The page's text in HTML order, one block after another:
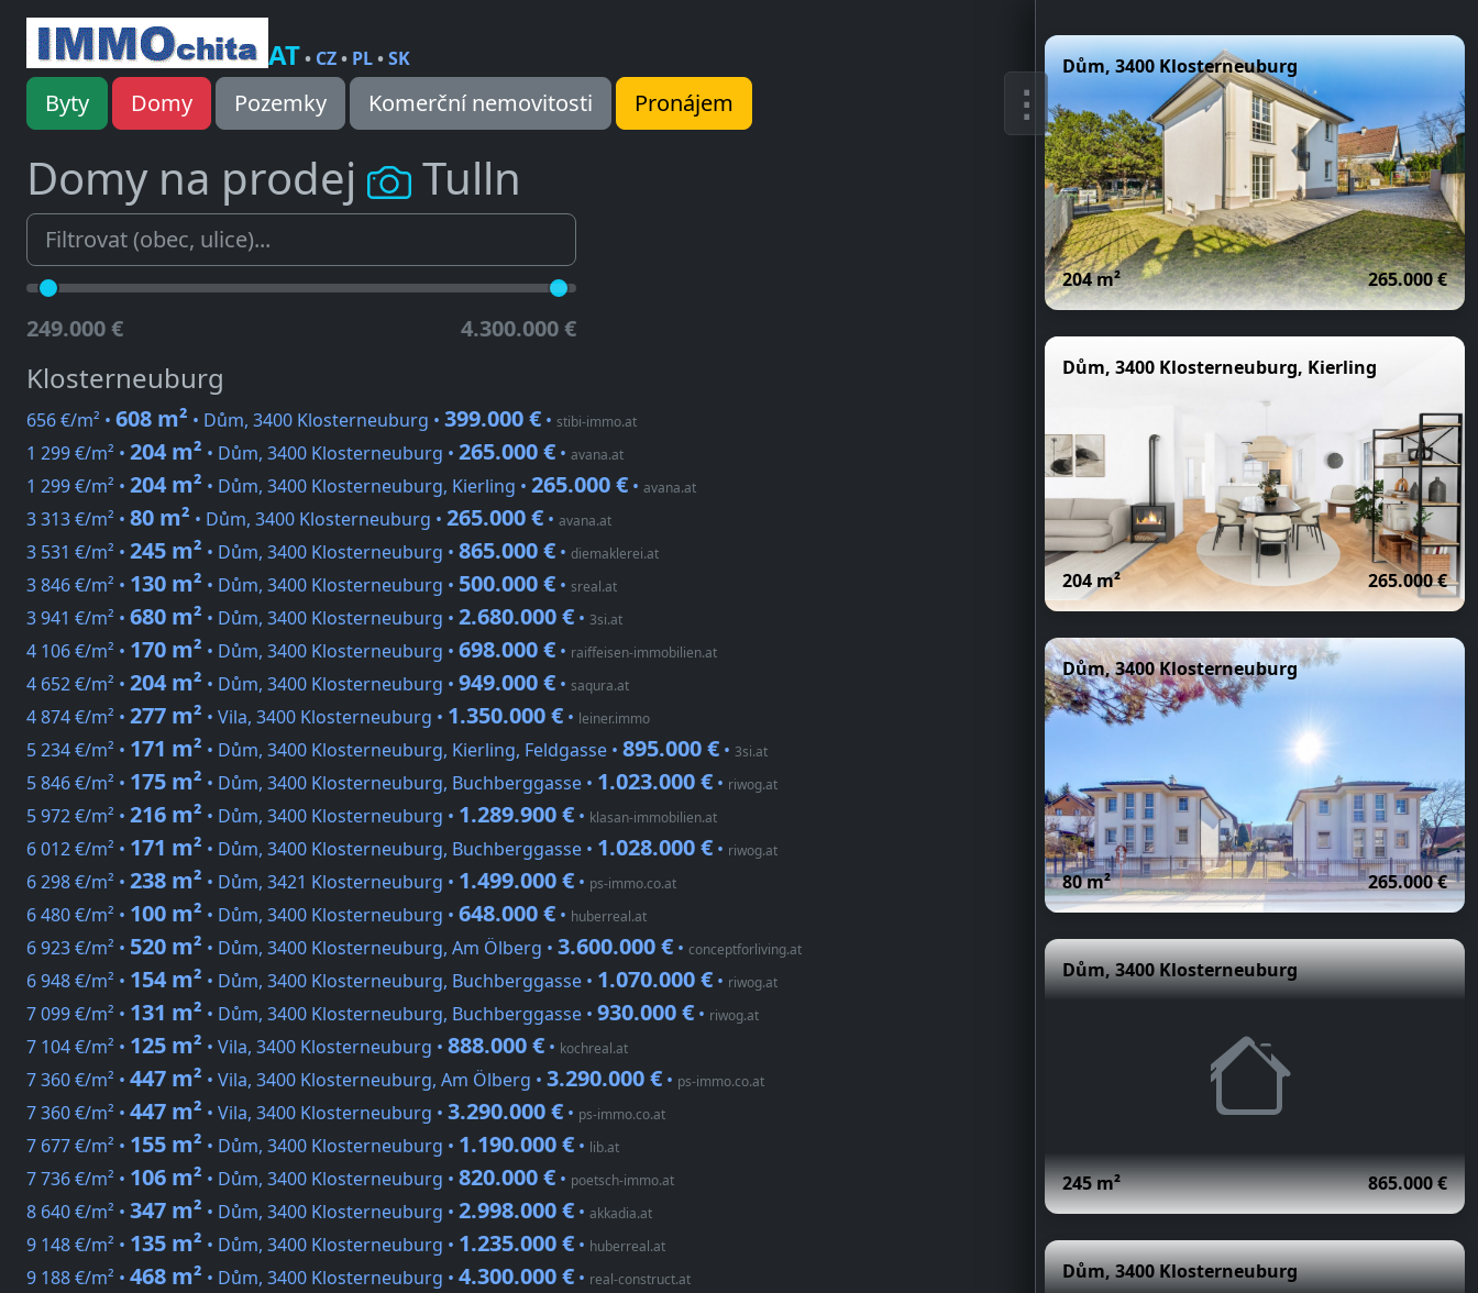
AT• CZ• PL•SK
Byty Domy Pozemky Komerční nemovitosti Pronájem
Domy na prodej Tulln
249.000 € 4.300.000 €
Klosterneuburg
656 €/m² • 608 m² • Dům, 3400 Klosterneuburg • 399.000 € • stibi-immo.at
1 299 €/m² • 204 m² • Dům, 3400 Klosterneuburg • 265.000 € • avana.at
1 299 €/m² • 204 m² • Dům, 3400 Klosterneuburg, Kierling • 265.000 € • avana.at
3 313 €/m² • 80 m² • Dům, 3400 Klosterneuburg • 265.000 € • avana.at
3 531 €/m² • 245 m² • Dům, 3400 Klosterneuburg • 865.000 € • diemaklerei.at
3 846 €/m² • 130 m² • Dům, 3400 Klosterneuburg • 500.000 € • sreal.at
3 941 €/m² • 680 m² • Dům, 3400 Klosterneuburg • 2.680.000 € • 3si.at
4 106 €/m² • 170 m² • Dům, 3400 Klosterneuburg • 698.000 € • raiffeisen-immobilien.at
4 652 €/m² • 204 m² • Dům, 3400 Klosterneuburg • 949.000 € • saqura.at
4 874 €/m² • 277 m² • Vila, 3400 Klosterneuburg • 1.350.000 € • leiner.immo
5 234 €/m² • 171 m² • Dům, 3400 Klosterneuburg, Kierling, Feldgasse • 895.000 € • 3si.at
5 846 €/m² • 175 m² • Dům, 3400 Klosterneuburg, Buchberggasse • 1.023.000 € • riwog.at
5 972 €/m² • 216 m² • Dům, 3400 Klosterneuburg • 1.289.900 € • klasan-immobilien.at
6 012 €/m² • 171 m² • Dům, 3400 Klosterneuburg, Buchberggasse • 1.028.000 € • riwog.at
6 298 €/m² • 238 m² • Dům, 3421 Klosterneuburg • 1.499.000 € • ps-immo.co.at
6 480 €/m² • 100 m² • Dům, 3400 Klosterneuburg • 648.000 € • huberreal.at
6 923 €/m² • 520 m² • Dům, 3400 Klosterneuburg, Am Ölberg • 3.600.000 € • conceptforliving.at
6 948 €/m² • 154 m² • Dům, 3400 Klosterneuburg, Buchberggasse • 1.070.000 € • riwog.at
7 099 €/m² • 131 m² • Dům, 3400 Klosterneuburg, Buchberggasse • 930.000 € • riwog.at
7 104 €/m² • 125 m² • Vila, 3400 Klosterneuburg • 888.000 € • kochreal.at
7 360 €/m² • 447 m² • Vila, 3400 Klosterneuburg, Am Ölberg • 3.290.000 € • ps-immo.co.at
7 360 €/m² • 447 m² • Vila, 3400 Klosterneuburg • 3.290.000 € • ps-immo.co.at
7 677 €/m² • 155 m² • Dům, 3400 Klosterneuburg • 1.190.000 € • lib.at
7 736 €/m² • 106 m² • Dům, 3400 Klosterneuburg • 820.000 € • poetsch-immo.at
8 640 €/m² • 347 m² • Dům, 3400 Klosterneuburg • 2.998.000 € • akkadia.at
9 148 €/m² • 135 m² • Dům, 3400 Klosterneuburg • 1.235.000 € • huberreal.at
9 188 €/m² • 468 m² • Dům, 3400 Klosterneuburg • 4.300.000 € • real-construct.at